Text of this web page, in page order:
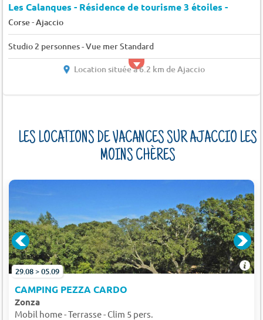
Les Calanques - Résidence de tourisme 3 étoiles -
Corse-Ajaccio
Studio 2 personnes - Vue mer Standard
Location située à 6.2 km de Ajaccio
LES LOCATIONS DE VACANCES SUR AJACCIO LES
MOINS CHÈRES
29.08 > 05.09
CAMPING PEZZA CARDO
Zonza
Mobil home - Terrasse - Clim 5 pers.